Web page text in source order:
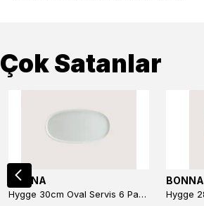
Çok Satanlar
BONNA
Hygge 30cm Oval Servis 6 Parça
BONNA